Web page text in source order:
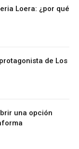
Loera: ¿por qué
de Los
una opción